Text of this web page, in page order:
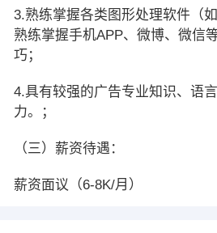
3.熟练掌握各类图形处理软件（
熟练掌握手机APP、微博、微信
巧；
4.具有较强的广告专业知识、语
力。；
（三）薪资待遇：
薪资面议（6-8K/月）